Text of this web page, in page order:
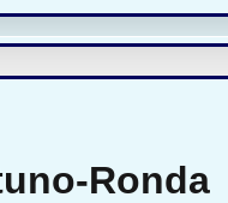
Ronda